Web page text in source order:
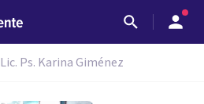
Lic. Ps. Karina Giménez